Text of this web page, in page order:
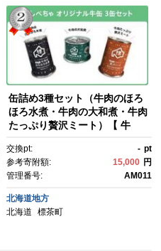
缶詰め3種セット（牛肉のほろ
ほろ水煮・牛肉の大和煮・牛肉
たっぷり贅沢ミート）【 牛
り グルメ お取り寄せ 標茶町 北
海道 】
交換pt: - pt
参考寄附額:
15,000 円
管理番号:
AM011
北海道地方
北海道
標茶町